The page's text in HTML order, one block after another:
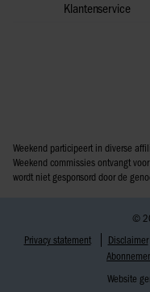
Klantenservice
Weekend participeert in diverse
Weekend commissies ontvangt
wordt niet gesponsord door de
©
Privacy statement
Disclaimer
Website